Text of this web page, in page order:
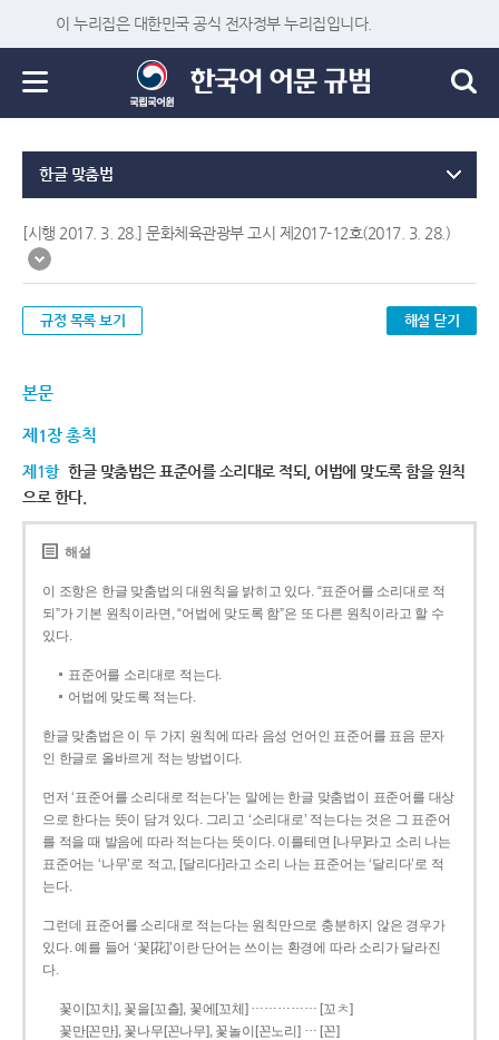
이 누리집은 대한민국 공식 전자정부 누리집입니다.
한글 맞춤법
[시행 2017. 3. 28.] 문화체육관광부 고시 제2017-12호(2017. 3. 28.)
규정 목록 보기 해설 닫기
본문
제1장 총칙
제1항 한글 맞춤법은 표준어를 소리대로 적되, 어법에 맞도록 함을 원칙
으로 한다.
해설
이 조항은 한글 맞춤법의 대원칙을 밝히고 있다. “표준어를 소리대로 적
되”가 기본 원칙이라면, “어법에 맞도록 함”은 또 다른 원칙이라고 할 수
있다.
표준어를 소리대로 적는다.
어법에 맞도록 적는다.
한글 맞춤법은 이 두 가지 원칙에 따라 음성 언어인 표준어를 표음 문자
인 한글로 올바르게 적는 방법이다.
먼저 ‘표준어를 소리대로 적는다’는 말에는 한글 맞춤법이 표준어를 대상
으로 한다는 뜻이 담겨 있다. 그리고 ‘소리대로’ 적는다는 것은 그 표준어
를 적을 때 발음에 따라 적는다는 뜻이다. 이를테면 [나무]라고 소리 나는
표준어는 ‘나무’로 적고, [달리다]라고 소리 나는 표준어는 ‘달리다’로 적
는다.
그런데 표준어를 소리대로 적는다는 원칙만으로 충분하지 않은 경우가
있다. 예를 들어 ‘꽃[花]’이란 단어는 쓰이는 환경에 따라 소리가 달라진
다.
꽃이[꼬치], 꽃을[꼬츨], 꽃에[꼬체] …………… [꼬ㅊ]
꽃만[꼰만], 꽃나무[꼰나무], 꽃놀이[꼰노리] … [꼰]